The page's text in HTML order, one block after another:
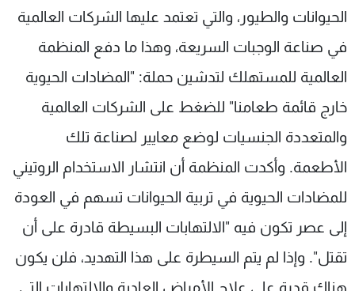
الحيوانات والطيور، والتي تعتمد عليها الشركات العالمية
في صناعة الوجبات السريعة، وهذا ما دفع المنظمة
العالمية للمستهلك لتدشين حملة: "المضادات الحيوية
خارج قائمة طعامنا" للضغط على الشركات العالمية
والمتعددة الجنسيات لوضع معايير لصناعة تلك
الأطعمة. وأكدت المنظمة أن انتشار الاستخدام الروتيني
للمضادات الحيوية في تربية الحيوانات تسهم في العودة
إلى عصر تكون فيه "الالتهابات البسيطة قادرة على أن
تقتل". وإذا لم يتم السيطرة على هذا التهديد، فلن يكون
هناك قدرة على علاج الأمراض العادية والالتهابات التي